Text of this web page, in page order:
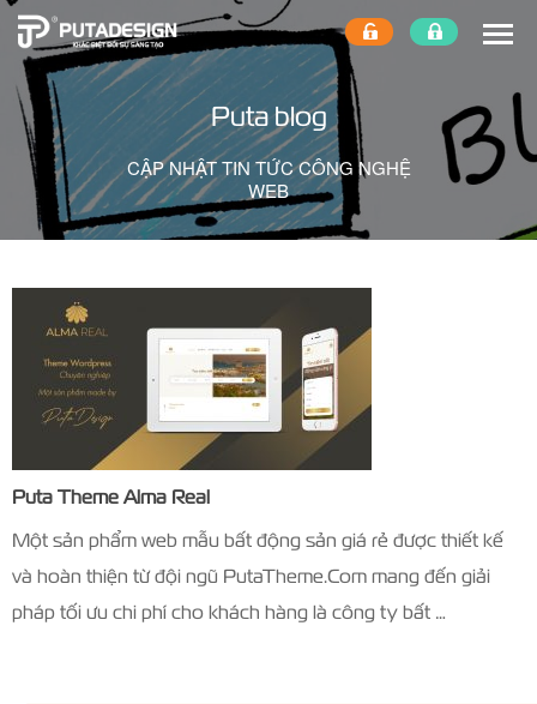
Puta blog
CẬP NHẬT TIN TỨC CÔNG NGHỆ
WEB
Puta Theme Alma Real
Một sản phẩm web mẫu bất động sản giá rẻ được thiết kế
và hoàn thiện từ đội ngũ PutaTheme.Com mang đến giải
pháp tối ưu chi phí cho khách hàng là công ty bất …